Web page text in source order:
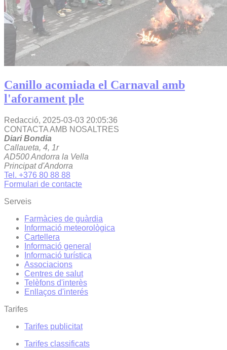
Canillo acomiada el Carnaval amb
l'aforament ple
Redacció, 2025-03-03 20:05:36
CONTACTA AMB NOSALTRES
Diari Bondia
Callaueta, 4, 1r
AD500 Andorra la Vella
Principat d'Andorra
Tel. +376 80 88 88
Formulari de contacte
Serveis
Farmàcies de guàrdia
Informació meteorològica
Cartellera
Informació general
Informació turística
Associacions
Centres de salut
Telèfons d'interès
Enllaços d'interés
Tarifes
Tarifes publicitat
Tarifes classificats